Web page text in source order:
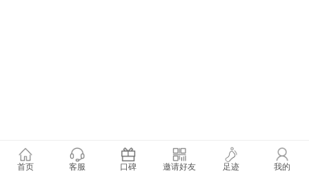
首页 客服 口碑 邀请好友 足迹 我的